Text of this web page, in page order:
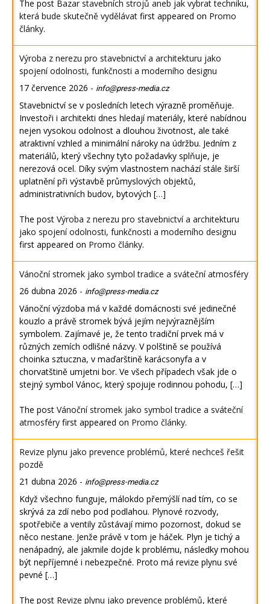
The post Bazar stavebních strojů aneb jak vybrat techniku,
která bude skutečně vydělávat first appeared on Promo
články.
Výroba z nerezu pro stavebnictví a architekturu jako
spojení odolnosti, funkčnosti a moderního designu
17 července 2026 - info@press-media.cz
Stavebnictví se v posledních letech výrazně proměňuje.
Investoři i architekti dnes hledají materiály, které nabídnou
nejen vysokou odolnost a dlouhou životnost, ale také
atraktivní vzhled a minimální nároky na údržbu. Jedním z
materiálů, který všechny tyto požadavky splňuje, je
nerezová ocel. Díky svým vlastnostem nachází stále širší
uplatnění při výstavbě průmyslových objektů,
administrativních budov, bytových […]
The post Výroba z nerezu pro stavebnictví a architekturu
jako spojení odolnosti, funkčnosti a moderního designu
first appeared on Promo články.
Vánoční stromek jako symbol tradice a sváteční atmosféry
26 dubna 2026 - info@press-media.cz
Vánoční výzdoba má v každé domácnosti své jedinečné
kouzlo a právě stromek bývá jejím nejvýraznějším
symbolem. Zajímavé je, že tento tradiční prvek má v
různých zemích odlišné názvy. V polštině se používá
choinka sztuczna, v maďarštině karácsonyfa a v
chorvatštině umjetni bor. Ve všech případech však jde o
stejný symbol Vánoc, který spojuje rodinnou pohodu, […]
The post Vánoční stromek jako symbol tradice a sváteční
atmosféry first appeared on Promo články.
Revize plynu jako prevence problémů, které nechceš řešit
pozdě
21 dubna 2026 - info@press-media.cz
Když všechno funguje, málokdo přemýšlí nad tím, co se
skrývá za zdí nebo pod podlahou. Plynové rozvody,
spotřebiče a ventily zůstávají mimo pozornost, dokud se
něco nestane. Jenže právě v tom je háček. Plyn je tichý a
nenápadný, ale jakmile dojde k problému, následky mohou
být nepříjemné i nebezpečné. Proto má revize plynu své
pevné […]
The post Revize plynu jako prevence problémů, které